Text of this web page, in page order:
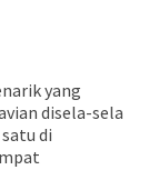
yang
disela-sela
di